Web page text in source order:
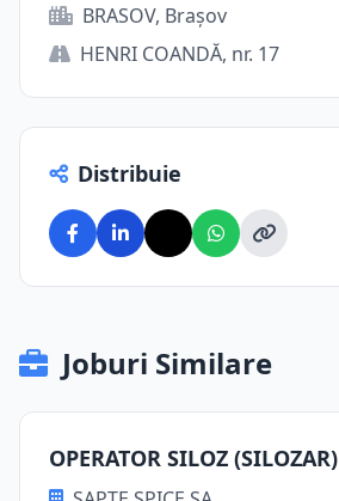
BRASOV, Brașov
HENRI COANDĂ, nr. 17
Distribuie
Joburi Similare
OPERATOR SILOZ (SILOZAR)